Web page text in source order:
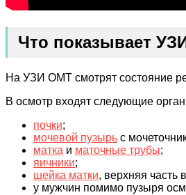
Что показывает
На УЗИ ОМТ смотрят состояние
В осмотр входят следующие
почки;
мочевой пузырь с
матка и маточные трубы;
яичники;
шейка матки, верхняя часть
у мужчин помимо пузыря